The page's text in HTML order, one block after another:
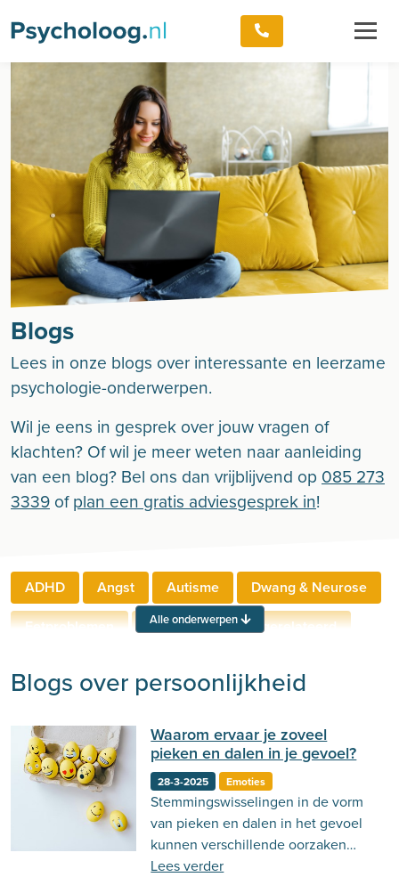
Blogs
Lees in onze blogs over interessante en leerzame
psychologie-onderwerpen.
Wil je eens in gesprek over jouw vragen of
klachten? Of wil je meer weten naar aanleiding
van een blog? Bel ons dan vrijblijvend op 085 273
3339 ofplan een gratis adviesgesprek in!
ADHD Angst Autisme
Dwang & Neurose
Eetproblemen
Relaties
Werkgerelateerd
Neuropsychologie
Verslaving
Zingeving
Persoonlijkheid
Sport Hechting
Behandeling
Actueel
Stemming
Emoties
Alle onderwerpen
Blogs over persoonlijkheid
Waarom ervaar je zoveel
pieken en dalen in je gevoel?
28-3-2025 Emoties
Stemmingswisselingen in de vorm
van pieken en dalen in het gevoel
kunnen verschillende oorzaken
hebben. Lees er hier meer over!
Lees verder